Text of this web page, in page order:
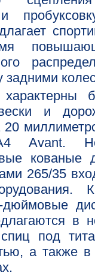
задними
и
20
Avant.
кованые
265/35
дюймовые
в
под
а также в